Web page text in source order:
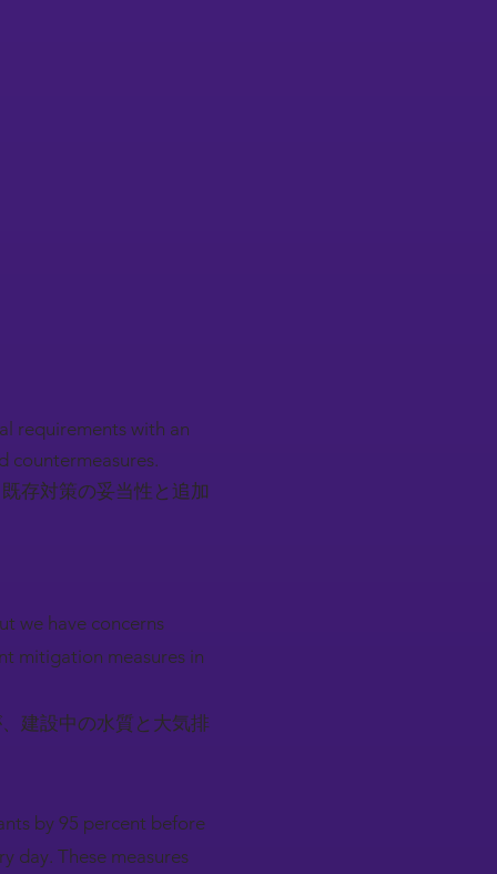
requirements with an
countermeasures.
存対策の妥当性と追加
we have concerns
mitigation measures in
建設中の水質と大気排
by 95 percent before
day. These measures